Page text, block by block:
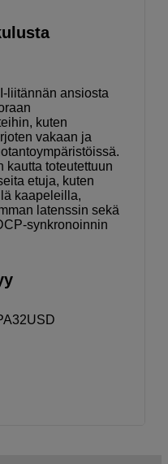
liitännän ansiosta
kuten
vakaan ja
kautta toteutettuun
etuja, kuten
kaapeleilla,
latenssin sekä
synkronoinnin